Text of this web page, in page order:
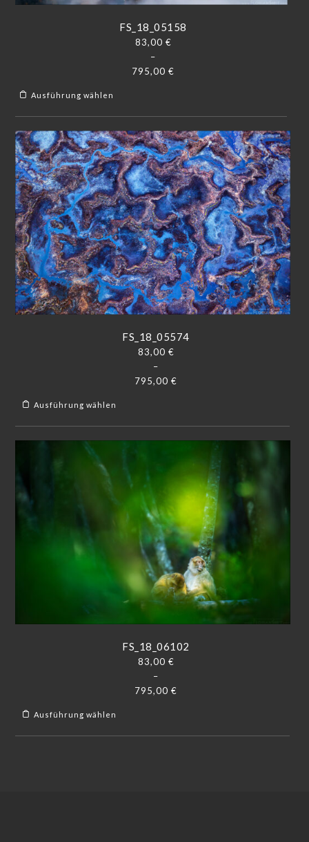
FS_18_05158
83,00 €
–
795,00€
Ausführung wählen
FS_18_05574
83,00 €
–
795,00 €
Ausführung wählen
FS_18_06102
83,00 €
–
795,00 €
Ausführung wählen